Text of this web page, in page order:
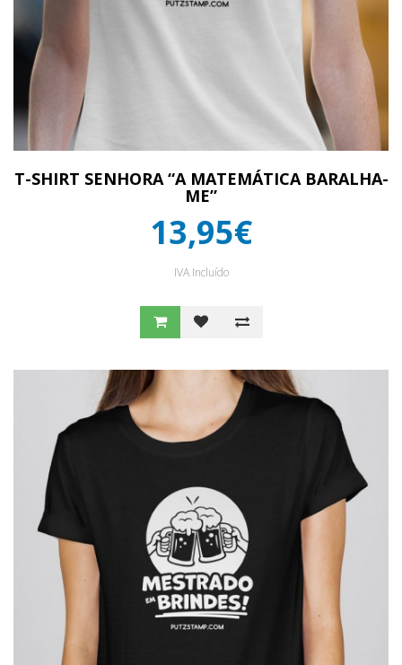
T-SHIRT SENHORA “A MATEMÁTICA BARALHA-
ME”
13,95€
IVA Incluído